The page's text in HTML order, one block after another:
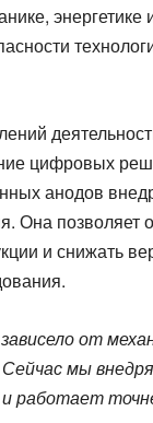
энергетике
цифровых
анодов
Она позволяет
и снижать
от
мы
и работает